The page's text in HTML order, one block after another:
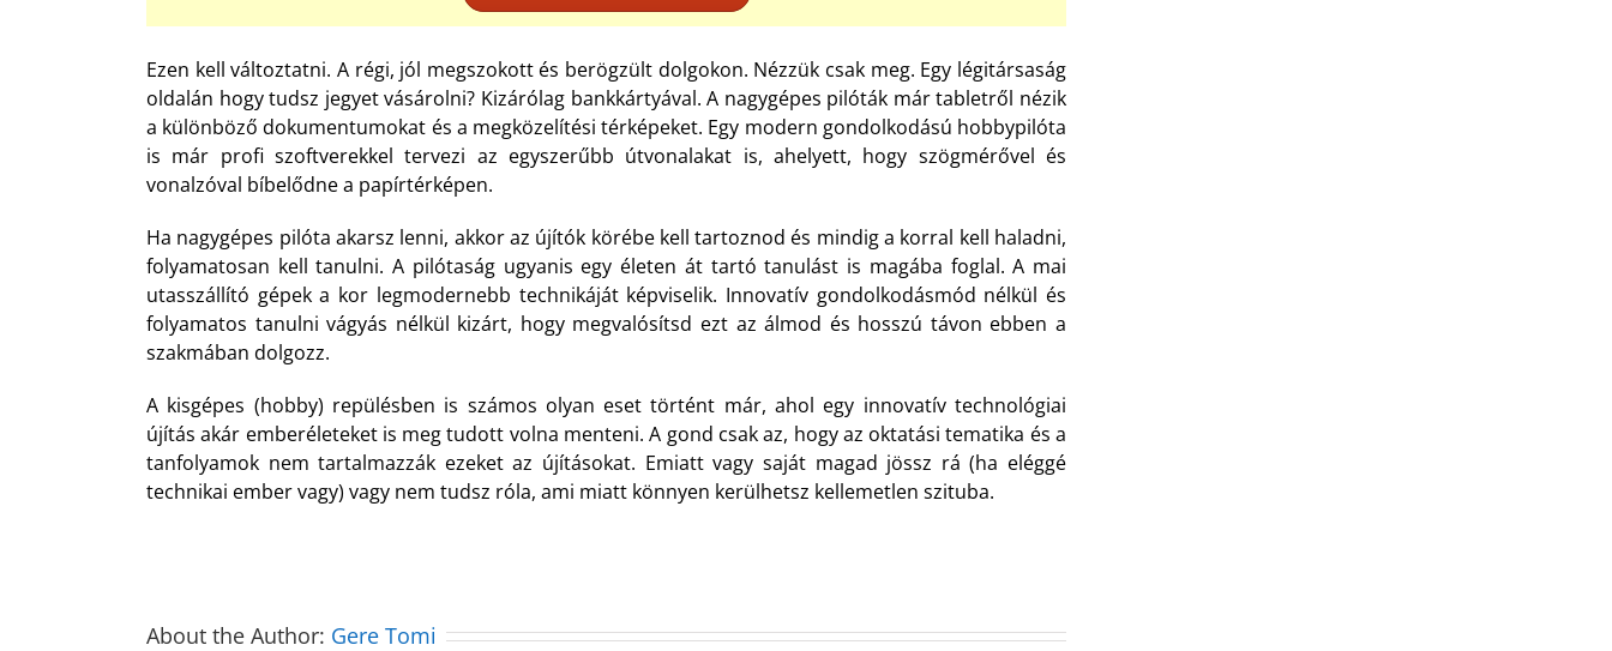
Ezen kell változtatni. A régi, jól megszokott és berögzült dolgokon. Nézzük csak meg. Egy légitársaság
oldalán hogy tudsz jegyet vásárolni? Kizárólag bankkártyával. A nagygépes pilóták már tabletről nézik
a különböző dokumentumokat és a megközelítési térképeket. Egy modern gondolkodású hobbypilóta
is már profi szoftverekkel tervezi az egyszerűbb útvonalakat is, ahelyett, hogy szögmérővel és
vonalzóval bíbelődne a papírtérképen.
Ha nagygépes pilóta akarsz lenni, akkor az újítók körébe kell tartoznod és mindig a korral kell haladni,
folyamatosan kell tanulni. A pilótaság ugyanis egy életen át tartó tanulást is magába foglal. A mai
utasszállító gépek a kor legmodernebb technikáját képviselik. Innovatív gondolkodásmód nélkül és
folyamatos tanulni vágyás nélkül kizárt, hogy megvalósítsd ezt az álmod és hosszú távon ebben a
szakmában dolgozz.
A kisgépes (hobby) repülésben is számos olyan eset történt már, ahol egy innovatív technológiai
újítás akár emberéleteket is meg tudott volna menteni. A gond csak az, hogy az oktatási tematika és a
tanfolyamok nem tartalmazzák ezeket az újításokat. Emiatt vagy saját magad jössz rá (ha eléggé
technikai ember vagy) vagy nem tudsz róla, ami miatt könnyen kerülhetsz kellemetlen szituba.
About the Author: Gere Tomi